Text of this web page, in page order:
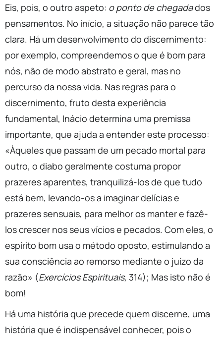
Eis, pois, o outro aspeto: o ponto de chegadados
pensamentos. No início, a situação não parece tão
clara. Há um desenvolvimento do discernimento:
por exemplo, compreendemos o que é bom para
nós, não de modo abstrato e geral, mas no
percurso da nossa vida. Nas regras para o
discernimento, fruto desta experiência
fundamental, Inácio determina uma premissa
importante, que ajuda a entender este processo:
«Àqueles que passam de um pecado mortal para
outro, o diabo geralmente costuma propor
prazeres aparentes, tranquilizá-los de que tudo
está bem, levando-os a imaginar delícias e
prazeres sensuais, para melhor os manter e fazê-
los crescer nos seus vícios e pecados. Com eles, o
espírito bom usa o método oposto, estimulando a
sua consciência ao remorso mediante o juízo da
razão» (Exercícios Espirituais, 314); Mas isto não é
bom!
Há uma história que precede quem discerne, uma
história que é indispensável conhecer, pois o